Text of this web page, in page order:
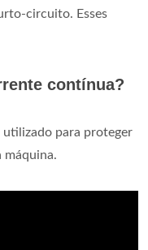
circuito. Esses
contínua?
utilizado para proteger
máquina.